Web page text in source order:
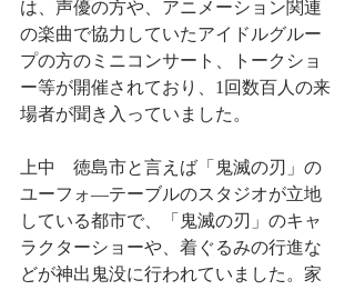
は、声優の方や、アニメーション関連
の楽曲で協力していたアイドルグルー
プの方のミニコンサート、トークショ
ー等が開催されており、1回数百人の来
場者が聞き入っていました。
上中　徳島市と言えば「鬼滅の刃」の
ユーフォ―テーブルのスタジオが立地
している都市で、「鬼滅の刃」のキャ
ラクターショーや、着ぐるみの行進な
どが神出鬼没に行われていました。家